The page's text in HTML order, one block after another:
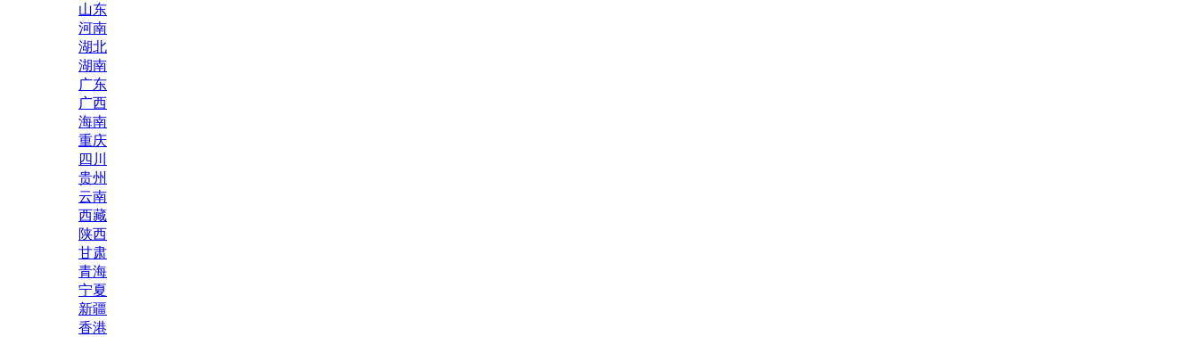
山东
河南
湖北
湖南
广东
广西
海南
重庆
四川
贵州
云南
西藏
陕西
甘肃
青海
宁夏
新疆
香港